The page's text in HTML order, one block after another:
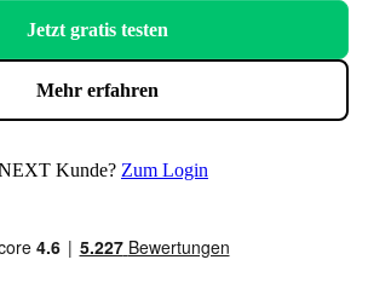
Jetzt gratis testen
Mehr erfahren
Kunde? Zum Login